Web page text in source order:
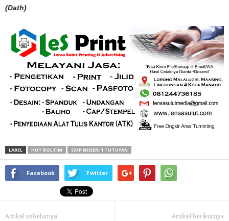
(Dath)
LABEL HUT BOLTIM SMP NEGERI 1 TUTUYAN
Facebook Twitter
Artikel sebelumya Artikel berikutnya